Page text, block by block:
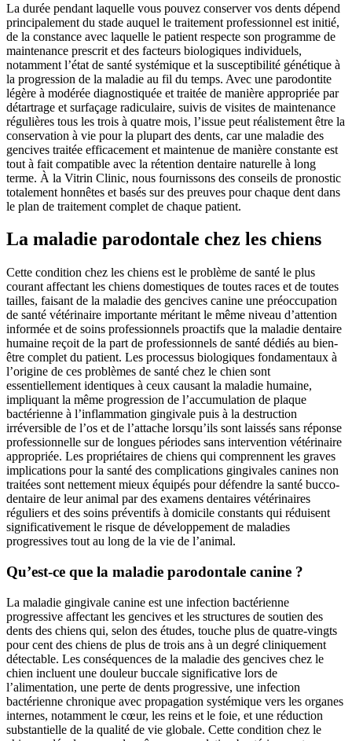
La durée pendant laquelle vous pouvez conserver vos dents dépend
principalement du stade auquel le traitement professionnel est initié,
de la constance avec laquelle le patient respecte son programme de
maintenance prescrit et des facteurs biologiques individuels,
notamment l’état de santé systémique et la susceptibilité génétique à
la progression de la maladie au fil du temps. Avec une parodontite
légère à modérée diagnostiquée et traitée de manière appropriée par
détartrage et surfaçage radiculaire, suivis de visites de maintenance
régulières tous les trois à quatre mois, l’issue peut réalistement être la
conservation à vie pour la plupart des dents, car une maladie des
gencives traitée efficacement et maintenue de manière constante est
tout à fait compatible avec la rétention dentaire naturelle à long
terme. À la Vitrin Clinic, nous fournissons des conseils de pronostic
totalement honnêtes et basés sur des preuves pour chaque dent dans
le plan de traitement complet de chaque patient.
La maladie parodontale chez les chiens
Cette condition chez les chiens est le problème de santé le plus
courant affectant les chiens domestiques de toutes races et de toutes
tailles, faisant de la maladie des gencives canine une préoccupation
de santé vétérinaire importante méritant le même niveau d’attention
informée et de soins professionnels proactifs que la maladie dentaire
humaine reçoit de la part de professionnels de santé dédiés au bien-
être complet du patient. Les processus biologiques fondamentaux à
l’origine de ces problèmes de santé chez le chien sont
essentiellement identiques à ceux causant la maladie humaine,
impliquant la même progression de l’accumulation de plaque
bactérienne à l’inflammation gingivale puis à la destruction
irréversible de l’os et de l’attache lorsqu’ils sont laissés sans réponse
professionnelle sur de longues périodes sans intervention vétérinaire
appropriée. Les propriétaires de chiens qui comprennent les graves
implications pour la santé des complications gingivales canines non
traitées sont nettement mieux équipés pour défendre la santé bucco-
dentaire de leur animal par des examens dentaires vétérinaires
réguliers et des soins préventifs à domicile constants qui réduisent
significativement le risque de développement de maladies
progressives tout au long de la vie de l’animal.
Qu’est-ce que la maladie parodontale canine ?
La maladie gingivale canine est une infection bactérienne
progressive affectant les gencives et les structures de soutien des
dents des chiens qui, selon des études, touche plus de quatre-vingts
pour cent des chiens de plus de trois ans à un degré cliniquement
détectable. Les conséquences de la maladie des gencives chez le
chien incluent une douleur buccale significative lors de
l’alimentation, une perte de dents progressive, une infection
bactérienne chronique avec propagation systémique vers les organes
internes, notamment le cœur, les reins et le foie, et une réduction
substantielle de la qualité de vie globale. Cette condition chez le